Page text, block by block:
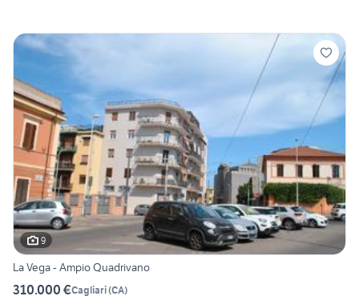
9
La Vega - Ampio Quadrivano
310.000 €Cagliari(CA)